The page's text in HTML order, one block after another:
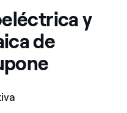
y
de